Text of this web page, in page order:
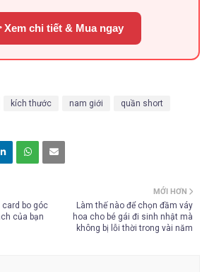
Xem chi tiết & Mua ngay
kích thước nam giới
quần short
MỚI HƠN
Làm thế nào để chọn đầm váy
hoa cho bé gái đi sinh nhật mà
không bị lỗi thời trong vài năm
card bo góc
của bạn